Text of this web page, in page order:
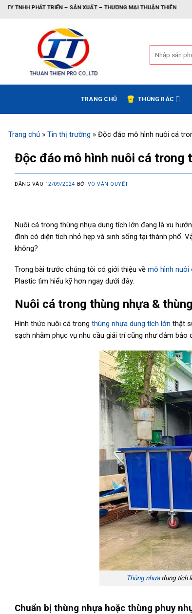
– SẢN XUẤT – THƯƠNG MẠI THUẬN THIÊN
kiếm:
TRANG CHỦ THÙNG RÁC
Trang chủ » Tin thị trường » Độc đáo mô hình nuôi cá
Độc đáo mô hình nuôi cá trong
ĐĂNG VÀO 12/09/2024 BỞI VÕ VĂN QUYẾT
Nuôi cá trong thùng nhựa dung tích lớn đang là xu
đình có diện tích nhỏ hẹp và sinh sống tại thành phố.
không?
Trong bài trước chúng tôi có giới thiệu về mô hình nuôi
Plastic tìm hiểu kỹ hơn ngay dưới đây.
Nuôi cá trong thùng nhựa &
Hình thức nuôi cá trong thùng nhựa dung tích lớn thật
sạch nhằm phục vụ nhu cầu giải trí cũng như đảm bảo
Thùng nhựadung tích
Chuẩn bị thùng nhựa hoặc thùng phuy